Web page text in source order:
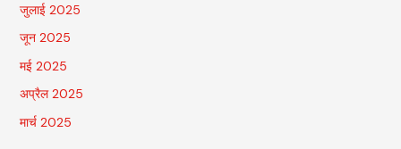
जुलाई 2025
जून 2025
मई 2025
अप्रैल 2025
मार्च 2025